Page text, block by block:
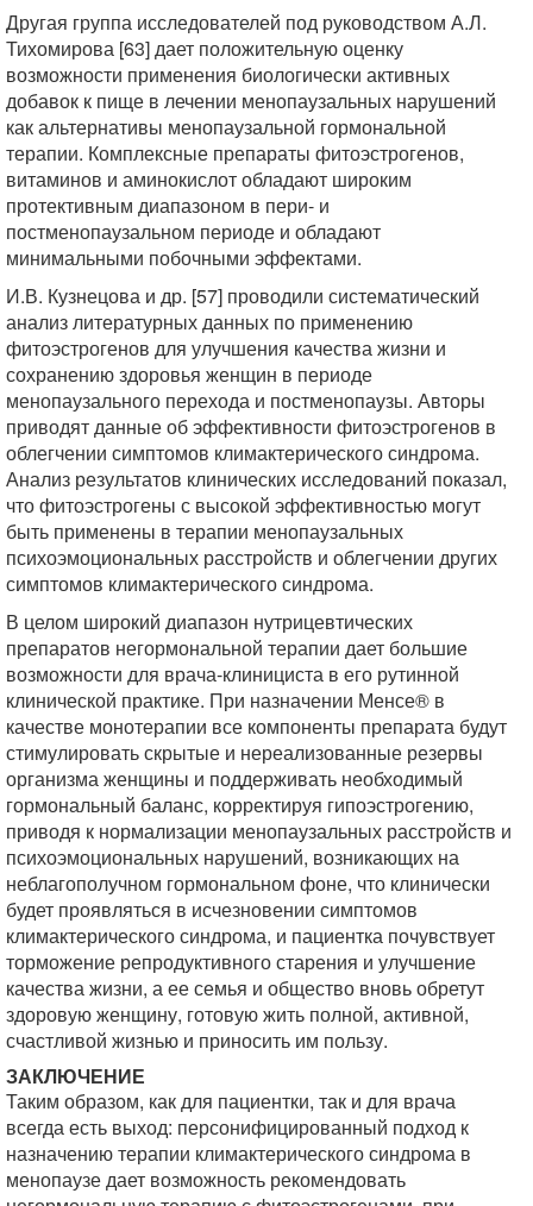
Другая группа исследователей под руководством А.Л.
Тихомирова [63] дает положительную оценку
возможности применения биологически активных
добавок к пище в лечении менопаузальных нарушений
как альтернативы менопаузальной гормональной
терапии. Комплексные препараты фитоэстрогенов,
витаминов и аминокислот обладают широким
протективным диапазоном в пери- и
постменопаузальном периоде и обладают
минимальными побочными эффектами.
И.В. Кузнецова и др. [57] проводили систематический
анализ литературных данных по применению
фитоэстрогенов для улучшения качества жизни и
сохранению здоровья женщин в периоде
менопаузального перехода и постменопаузы. Авторы
приводят данные об эффективности фитоэстрогенов в
облегчении симптомов климактерического синдрома.
Анализ результатов клинических исследований показал,
что фитоэстрогены с высокой эффективностью могут
быть применены в терапии менопаузальных
психоэмоциональных расстройств и облегчении других
симптомов климактерического синдрома.
В целом широкий диапазон нутрицевтических
препаратов негормональной терапии дает большие
возможности для врача-клинициста в его рутинной
клинической практике. При назначении Менсе® в
качестве монотерапии все компоненты препарата будут
стимулировать скрытые и нереализованные резервы
организма женщины и поддерживать необходимый
гормональный баланс, корректируя гипоэстрогению,
приводя к нормализации менопаузальных расстройств и
психоэмоциональных нарушений, возникающих на
неблагополучном гормональном фоне, что клинически
будет проявляться в исчезновении симптомов
климактерического синдрома, и пациентка почувствует
торможение репродуктивного старения и улучшение
качества жизни, а ее семья и общество вновь обретут
здоровую женщину, готовую жить полной, активной,
счастливой жизнью и приносить им пользу.
ЗАКЛЮЧЕНИЕ
Таким образом, как для пациентки, так и для врача
всегда есть выход: персонифицированный подход к
назначению терапии климактерического синдрома в
менопаузе дает возможность рекомендовать